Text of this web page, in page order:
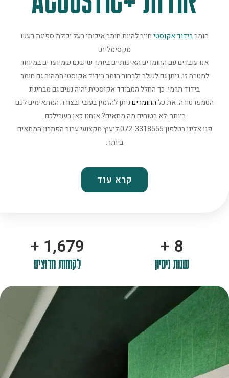
חומרבידוד אקוסטיחייב להיות חומר איכותי בעל יכולת ספיגת רעש
מקסימלית.
אנו עובדים עם החומרים האיכותיים ביותר שישנם שמיועדים במיוחד
למטרה זו. ניתן גם לשלב ולבחור חומר בידוד אקוסטי המהוה גם חומר
בידוד תרמי. כך החלל המבודד אקוסטית יהיה נעים גם מבחינת
הטמפרטורה. את כלהחומריםניתן להזמין בעובי ובצורה המתאימים לכם
ביותר. לא בטוחים מה מתאים? אנחנו כאן בשבילכם.
פנו אלינו בטלפון 072-3318555 ליעוץ מקצועי עבור הפתרון המתאים
ביותר.
קרא עוד
10
+
שנות ניסיון
2,100
+
לקוחות מרוצים